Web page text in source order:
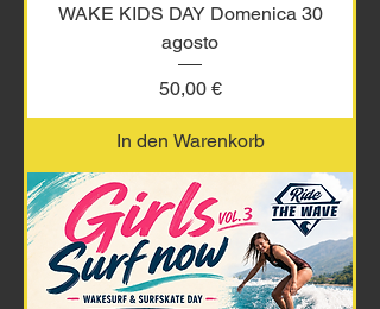
WAKE KIDS DAY Domenica 30
agosto
Preis
50,00 €
In den Warenkorb